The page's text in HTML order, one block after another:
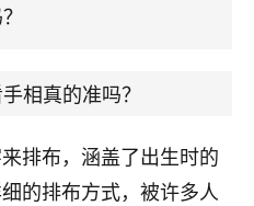
相真的准吗？
排布，涵盖了出生时的
的排布方式，被许多人
餐饮的，生意不算大，但
生意还可以，前几天又
18